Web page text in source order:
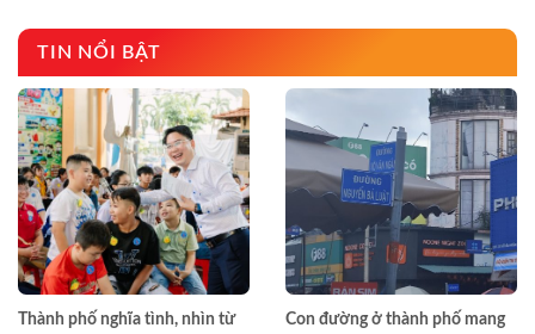
TIN NỔI BẬT
Thành phố nghĩa tình, nhìn từ
Con đường ở thành phố mang